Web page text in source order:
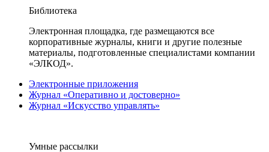
Библиотека
Электронная площадка, где размещаются все
корпоративные журналы, книги и другие полезные
материалы, подготовленные специалистами компании
«ЭЛКОД».
Электронные приложения
Журнал «Оперативно и достоверно»
Журнал «Искусство управлять»
Умные рассылки